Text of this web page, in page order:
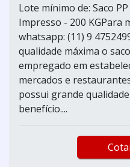
Lote mínimo de: Saco
Impresso - 200 KGPara
whatsapp: (11) 9
qualidade máxima o
empregado em
mercados e
possui grande
benefício....